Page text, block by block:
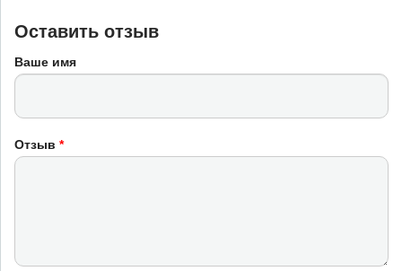
Оставить отзыв
Ваше имя
Отзыв *